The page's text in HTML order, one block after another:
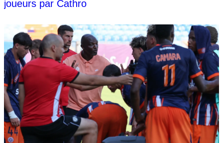
joueurs par Cathro